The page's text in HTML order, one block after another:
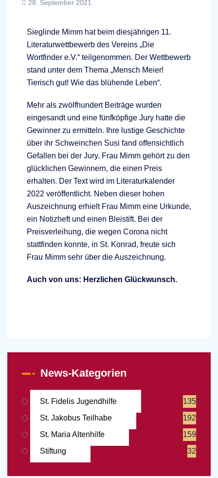
28. September 2021
Sieglinde Mimm hat beim diesjährigen 11.
Literaturwettbewerb des Vereins „Die
Wortfinder e.V.“ teilgenommen. Der Wettbewerb
stand unter dem Thema „Mensch Meier!
Tierisch gut! Wie das blühende Leben“.
Mehr als zwölfhundert Beiträge wurden
eingesandt und eine fünfköpfige Jury hatte die
Gewinner zu ermitteln. Ihre lustige Geschichte
über ihr Schweinchen Susi fand offensichtlich
Gefallen bei der Jury. Frau Mimm gehört zu den
glücklichen Gewinnern, die einen Preis
erhalten. Der Text wird im Literaturkalender
2022 veröffentlicht. Neben dieser hohen
Auszeichnung erhielt Frau Mimm eine Urkunde,
ein Notizheft und einen Bleistift. Bei der
Preisverleihung, die wegen Corona nicht
stattfinden konnte, in St. Konrad, freute sich
Frau Mimm sehr über die Auszeichnung.
Auch von uns: Herzlichen Glückwunsch.
News-Kategorien
St. Fidelis Jugendhilfe
135
St. Jakobus Teilhabe
192
St. Maria Altenhilfe
159
Stiftung
32